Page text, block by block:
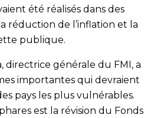
été réalisés dans des
réduction de l’inflation et la
publique.
directrice générale du FMI, a
importantes qui devraient
pays les plus vulnérables.
est la révision du Fonds